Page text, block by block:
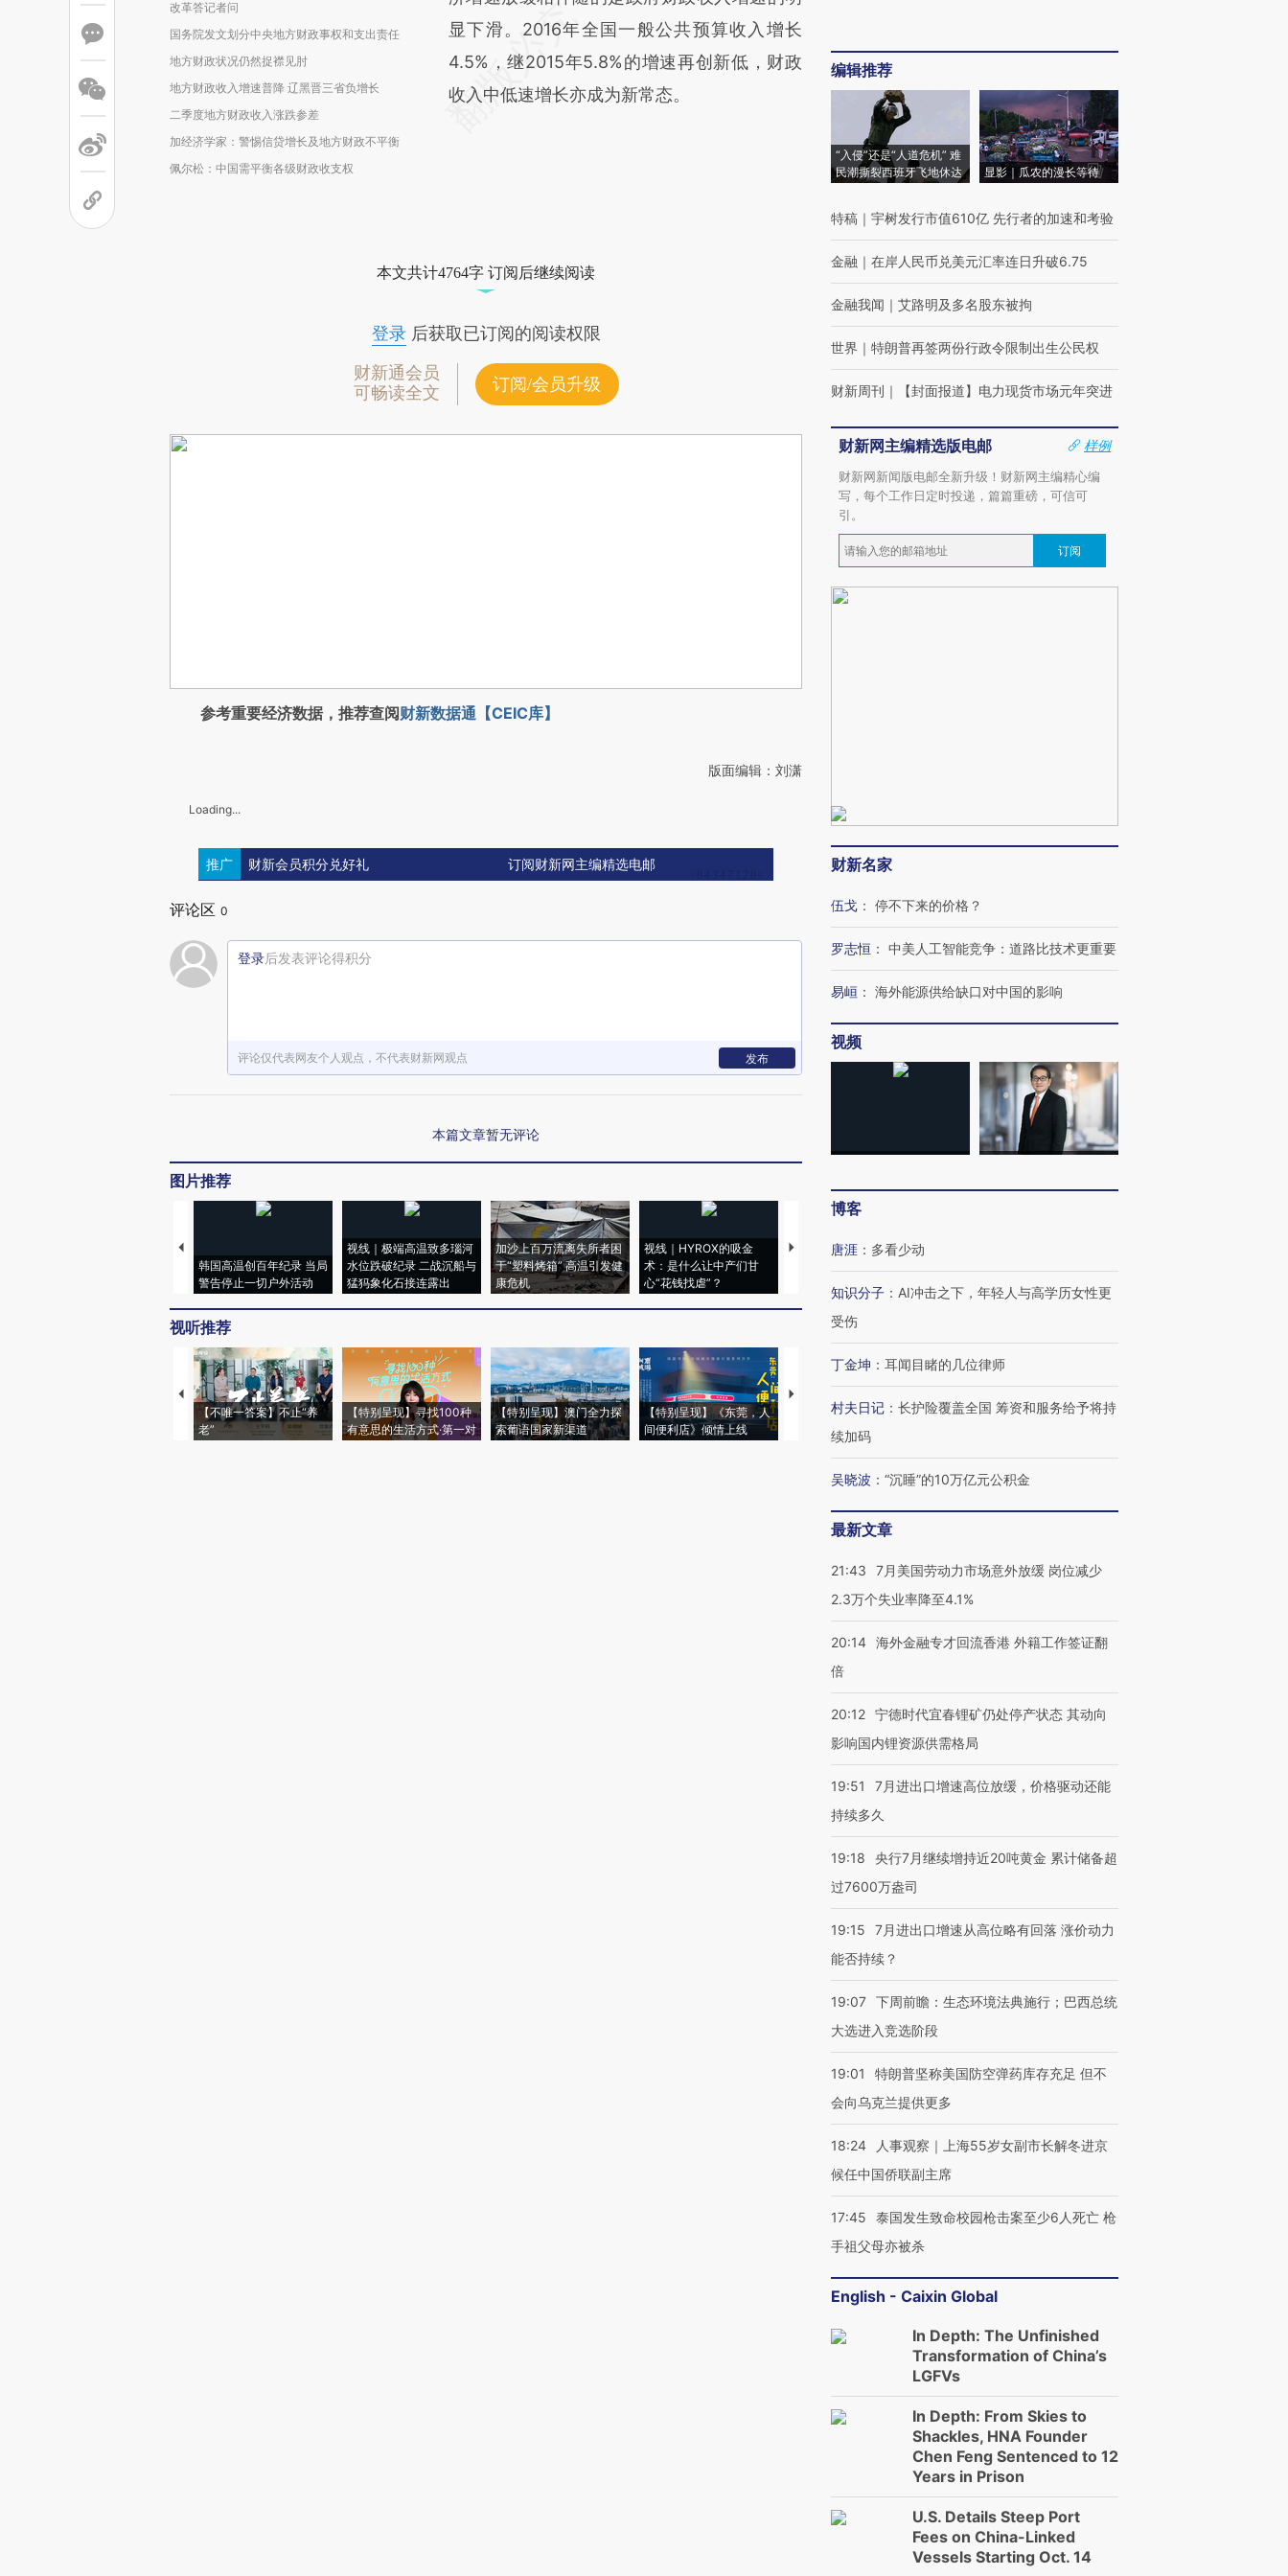
改革答记者问
国务院发文划分中央地方财政事权和支出责任
地方财政状况仍然捉襟见肘
地方财政收入增速普降 辽黑晋三省负增长
二季度地方财政收入涨跌参差
加经济学家：警惕信贷增长及地方财政不平衡
佩尔松：中国需平衡各级财政收支权
显下滑。2016年全国一般公共预算收入增长
4.5%，继2015年5.8%的增速再创新低，财政
收入中低速增长亦成为新常态。
本文共计4764字 订阅后继续阅读
登录后获取已订阅的阅读权限
财新通会员
可畅读全文
订阅/会员升级
参考重要经济数据，推荐查阅财新数据通【CEIC库】
版面编辑：刘潇
Loading...
推广 财新会员积分兑好礼 订阅财新网主编精选电邮
评论区 0
登录后发表评论得积分
评论仅代表网友个人观点，不代表财新网观点 发布
本篇文章暂无评论
图片推荐
韩国高温创百年纪录 当局
警告停止一切户外活动
视线｜极端高温致多瑙河
水位跌破纪录 二战沉船与
猛犸象化石接连露出
加沙上百万流离失所者困
于“塑料烤箱” 高温引发健
康危机
视线｜HYROX的吸金
术：是什么让中产们甘
心“花钱找虐”？
马航飞行员跨国走私7万
育部长拱下台
飞地休达
视听推荐
【不唯一答案】不止“养
老”
【特别呈现】寻找100种
有意思的生活方式·第一对
【特别呈现】澳门全力探
索葡语国家新渠道
【特别呈现】《东莞，人
间便利店》倾情上线
【推广】走进第四届链博
会，让数智科技“链”接产
【特别呈现】寻找100种
CFO：不靠规模取胜，华
编辑推荐
“入侵”还是“人道危机” 难
民潮撕裂西班牙飞地休达
显影｜瓜农的漫长等待
特稿 ｜ 宇树发行市值610亿 先行者的加速和考验
金融 ｜ 在岸人民币兑美元汇率连日升破6.75
金融我闻 ｜ 艾路明及多名股东被拘
世界 ｜ 特朗普再签两份行政令限制出生公民权
财新周刊 ｜ 【封面报道】电力现货市场元年突进
财新网主编精选版电邮
样例
财新网新闻版电邮全新升级！财新网主编精心编
写，每个工作日定时投递，篇篇重磅，可信可
引。
订阅
财新名家
伍戈 ： 停不下来的价格？
罗志恒 ： 中美人工智能竞争：道路比技术更重要
易峘 ： 海外能源供给缺口对中国的影响
视频
博客
唐涯 ： 多看少动
知识分子 ： AI冲击之下，年轻人与高学历女性更
受伤
丁金坤 ： 耳闻目睹的几位律师
村夫日记 ： 长护险覆盖全国 筹资和服务给予将持
续加码
吴晓波 ： “沉睡”的10万亿元公积金
最新文章
21:43
7月美国劳动力市场意外放缓 岗位减少
2.3万个失业率降至4.1%
20:14 海外金融专才回流香港 外籍工作签证翻
倍
20:12 宁德时代宜春锂矿仍处停产状态 其动向
影响国内锂资源供需格局
19:51
7月进出口增速高位放缓，价格驱动还能
持续多久
19:18
央行7月继续增持近20吨黄金 累计储备超
过7600万盎司
19:15
7月进出口增速从高位略有回落 涨价动力
能否持续？
19:07 下周前瞻：生态环境法典施行；巴西总统
大选进入竞选阶段
19:01
特朗普坚称美国防空弹药库存充足 但不
会向乌克兰提供更多
18:24
人事观察｜上海55岁女副市长解冬进京
候任中国侨联副主席
17:45
泰国发生致命校园枪击案至少6人死亡 枪
手祖父母亦被杀
English - Caixin Global
In Depth: The Unfinished
Transformation of China’s
LGFVs
In Depth: From Skies to
Shackles, HNA Founder
Chen Feng Sentenced to 12
Years in Prison
U.S. Details Steep Port
Fees on China-Linked
Vessels Starting Oct. 14